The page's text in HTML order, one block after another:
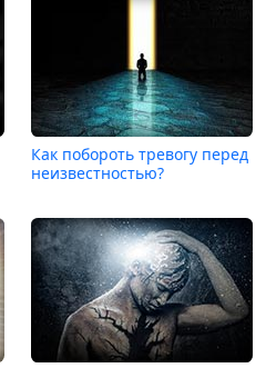
Как побороть тревогу перед
неизвестностью?